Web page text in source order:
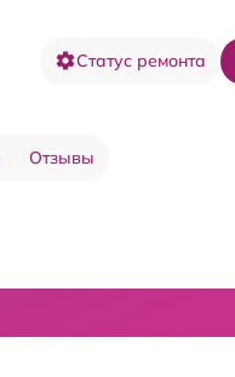
Статус ремонта
Отзывы